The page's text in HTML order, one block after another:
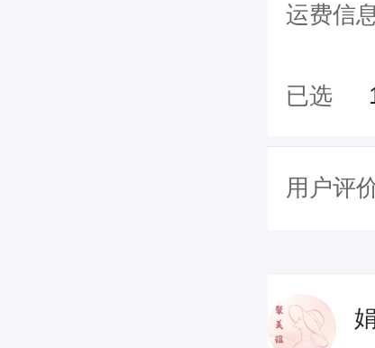
运费信
已选
用户评